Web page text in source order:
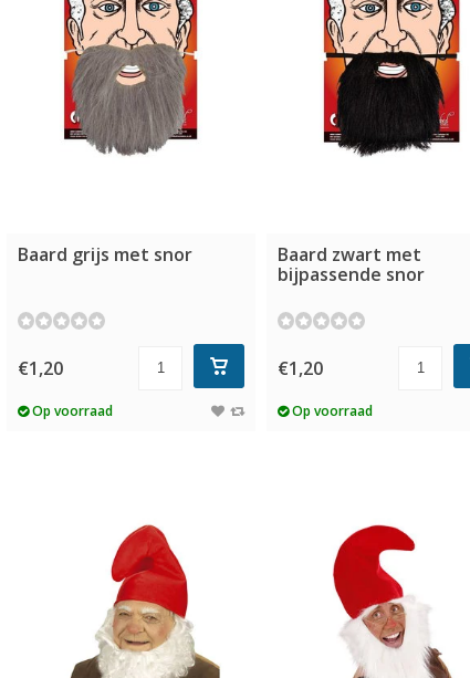
Baard grijs met snor
€1,20
Op voorraad
Baard zwart met
bijpassende snor
€1,20
Op voorraad